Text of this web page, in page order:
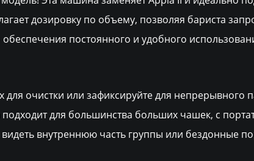
дозировку по объему, позволяя бариста
постоянного и удобного
очистки или зафиксируйте для непрерывного
для большинства больших чашек, с
внутреннюю часть группы или бездонные